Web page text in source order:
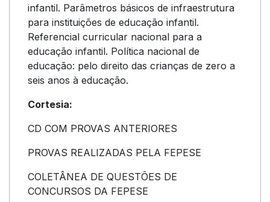
infantil. Parâmetros básicos de infraestrutura
para instituições de educação infantil.
Referencial curricular nacional para a
educação infantil. Política nacional de
educação: pelo direito das crianças de zero a
seis anos à educação.
Cortesia:
CD COM PROVAS ANTERIORES
PROVAS REALIZADAS PELA FEPESE
COLETÂNEA DE QUESTÕES DE
CONCURSOS DA FEPESE